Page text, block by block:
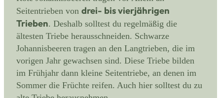
Seitentrieben von drei- bis vierjährigen
Trieben. Deshalb solltest du regelmäßig die
ältesten Triebe herausschneiden. Schwarze
Johannisbeeren tragen an den Langtrieben, die im
vorigen Jahr gewachsen sind. Diese Triebe bilden
im Frühjahr dann kleine Seitentriebe, an denen im
Sommer die Früchte reifen. Auch hier solltest du zu